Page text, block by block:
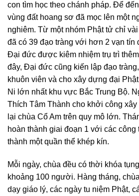
con tìm học theo chánh pháp. Để
vùng đất hoang sơ đã mọc lên một
nghiêm. Từ một nhóm Phật tử chỉ
đã có 39 đạo tràng với hơn 2 vạn tín
Đại đức được kiêm nhiệm trụ trì
đây, Đại đức cũng kiến lập đạo
khuôn viên và cho xây dựng đại
Ni lớn nhất khu vực Bắc Trung Bộ.
Thích Tâm Thành cho khởi công
lại chùa Cổ Am trên quy mô lớn.
hoàn thành giai đoạn 1 với các
thành một quần thể khép kín.
Mỗi ngày, chùa đều có thời khóa
khoảng 100 người. Hàng tháng,
dạy giáo lý, các ngày tu niệm Phật,